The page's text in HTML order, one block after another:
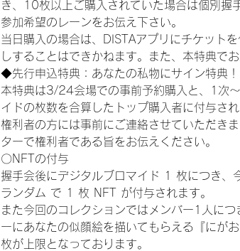
き、10枚以上ご購入されていた場合は個別握
参加希望のレーンをお伝え下さい。
当日購入の場合は、DISTAアプリにチケット
しすることはできかねます。また、本特典で
◆先行申込特典：あなたの私物にサイン特典！
本特典は3/24会場での事前予約購入と、1次
イドの枚数を合算したトップ購入者に付与さ
権利者の方には事前にご連絡させていただき
ターで権利者である旨をお伝えください。
〇NFTの付与
握手会後にデジタルブロマイド 1 枚につき、
ランダム で 1 枚 NFT が付与されます。
また今回のコレクションではメンバー1人に
ーにあなたの似顔絵を描いてもらえる『にが
枚が上限となっております。